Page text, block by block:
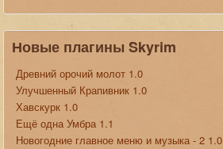
Новые плагины Skyrim
Древний орочий молот 1.0
Улучшенный Крапивник 1.0
Хавскурк 1.0
Ещё одна Умбра 1.1
Новогодние главное меню и музыка - 2 1.0